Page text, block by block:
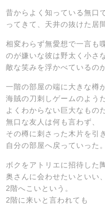
昔からよく知っている無口
ってきて、天井の抜けた居
相変わらず無愛想で一言も
のが嫌いな彼は野太く小さ
敵な笑みを浮かべているの
一階の部屋の端に大きな樽
海賊の刀刺しゲームのよう
よくわからない巨大なもの
無口な友人は何も言わず、
その樽に刺さった木片を引
自分の部屋へ戻っていった。
ボクをアトリエに招待した
奥さんに会わせたいといい、
2階へこいという。
2階に来いと言われても